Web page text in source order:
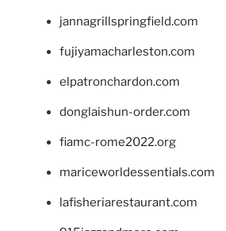
jannagrillspringfield.com
fujiyamacharleston.com
elpatronchardon.com
donglaishun-order.com
fiamc-rome2022.org
mariceworldessentials.com
lafisheriarestaurant.com